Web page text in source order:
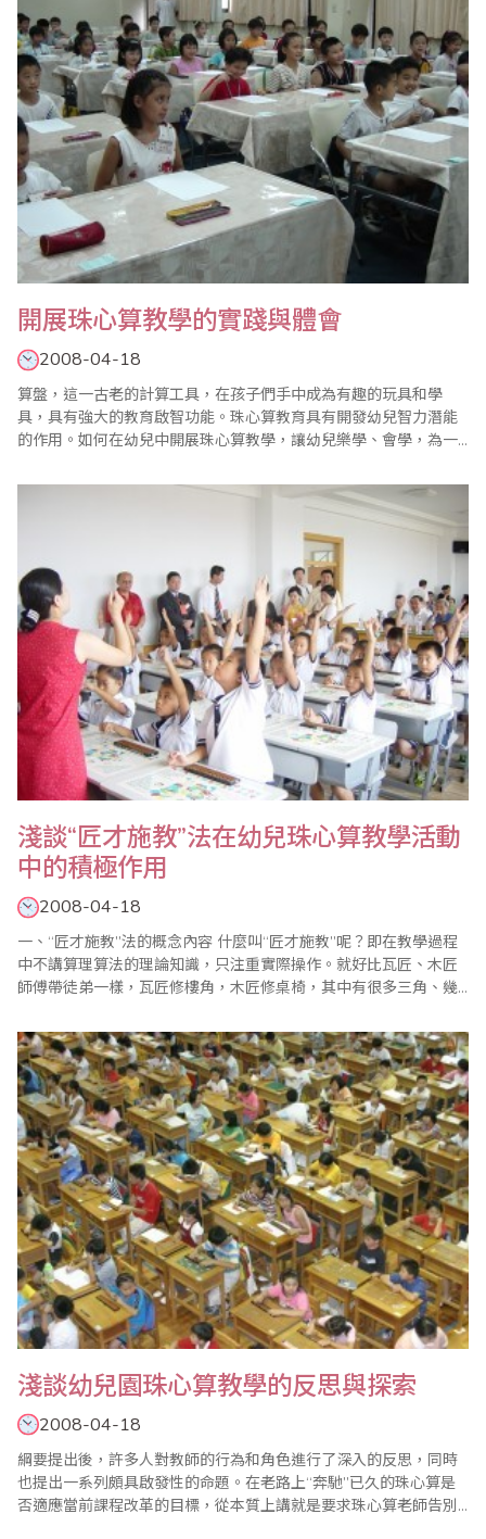
兒的情感、態度、價值觀，為幼兒素質的全面提升創..
開展珠心算教學的實踐與體會
2008-04-18
算盤，這一古老的計算工具，在孩子們手中成為有趣的玩具和學
具，具有強大的教育啟智功能。珠心算教育具有開發幼兒智力潛能
的作用。如何在幼兒中開展珠心算教學，讓幼兒樂學、會學，為一
究中的重要課題。透過一學期的珠心算教學，結合幼兒發展的實際
情況與學習特點，有的放矢，有針對性的施以教學，在教學過程中
淺談“匠才施教”法在幼兒珠心算教學活動
中的積極作用
2008-04-18
一、“匠才施教”法的概念內容 什麼叫“匠才施教”呢？即在教學過程
中不講算理算法的理論知識，只注重實際操作。就好比瓦匠、木匠
師傅帶徒弟一樣，瓦匠修樓角，木匠修桌椅，其中有很多三角、幾
實際操作辦法，而不講理論，結果能修成合乎理論要求的高樓大
廈。 “匠才施教”這種教學方法就是根據，幼兒的年齡特點和生理特
點以及理解程度..
淺談幼兒園珠心算教學的反思與探索
2008-04-18
綱要提出後，許多人對教師的行為和角色進行了深入的反思，同時
也提出一系列頗具啟發性的命題。在老路上“奔馳”已久的珠心算是
否適應當前課程改革的目標，從本質上講就是要求珠心算老師告別